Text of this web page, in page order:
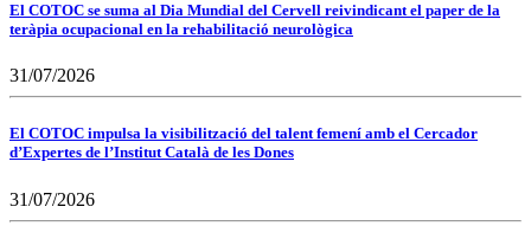
El COTOC se suma al Dia Mundial del Cervell reivindicant el paper de la
teràpia ocupacional en la rehabilitació neurològica
31/07/2026
El COTOC impulsa la visibilització del talent femení amb el Cercador
d’Expertes de l’Institut Català de les Dones
31/07/2026